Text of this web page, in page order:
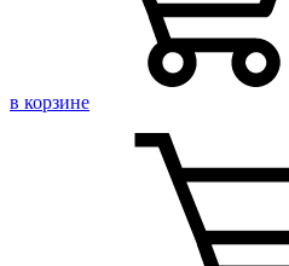
в корзине